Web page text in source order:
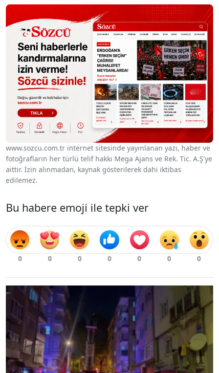
www.sozcu.com.tr internet sitesinde yayınlanan yazı, haber ve
fotoğrafların her türlü telif hakkı Mega Ajans ve Rek. Tic. A.Ş'ye
aittir. İzin alınmadan, kaynak gösterilerek dahi iktibas
edilemez.
Bu habere emoji ile tepki ver